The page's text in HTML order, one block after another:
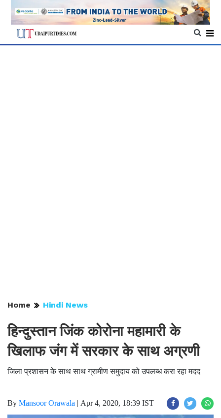
Home Hindi News
हिन्दुस्तान जिंक कोरोना महामारी के
खिलाफ जंग में सरकार के साथ अग्रणी
जिला प्रशासन के साथ साथ ग्रामीण समुदाय को उपलब्ध करा रहा मदद
By Mansoor Orawala | Apr 4, 2020, 18:39 IST